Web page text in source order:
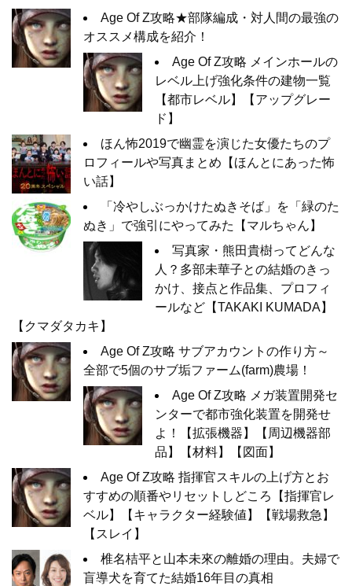
Age Of Z攻略★部隊編成・対人間の最強の
オススメ構成を紹介！
Age Of Z攻略 メインホールの
レベル上げ強化条件の建物一覧
【都市レベル】【アップグレー
ド】
ほん怖2019で幽霊を演じた女優たちのプ
ロフィールや写真まとめ【ほんとにあった怖
い話】
「冷やしぶっかけたぬきそば」を「緑のた
ぬき」で強引にやってみた【マルちゃん】
写真家・熊田貴樹ってどんな
人？多部未華子との結婚のきっ
かけ、接点と作品集、プロフィ
ールなど【TAKAKI KUMADA】
【クマダタカキ】
Age Of Z攻略 サブアカウントの作り方～
全部で5個のサブ垢ファーム(farm)農場！
Age Of Z攻略 メガ装置開発セ
ンターで都市強化装置を開発せ
よ！【拡張機器】【周辺機器部
品】【材料】【図面】
Age Of Z攻略 指揮官スキルの上げ方とお
すすめの順番やリセットしどころ【指揮官レ
ベル】【キャラクター経験値】【戦場救急】
【スレイ】
椎名桔平と山本未來の離婚の理由。夫婦で
盲導犬を育てた結婚16年目の真相